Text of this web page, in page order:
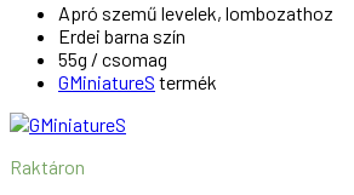
Apró szemű levelek, lombozathoz
Erdei barna szín
55g / csomag
GMiniatureS termék
Raktáron